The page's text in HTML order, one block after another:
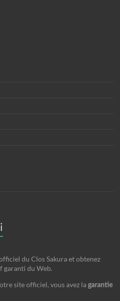
du Clos Sakura et obtenez
garanti du Web.
site officiel, vous avez lagarantie